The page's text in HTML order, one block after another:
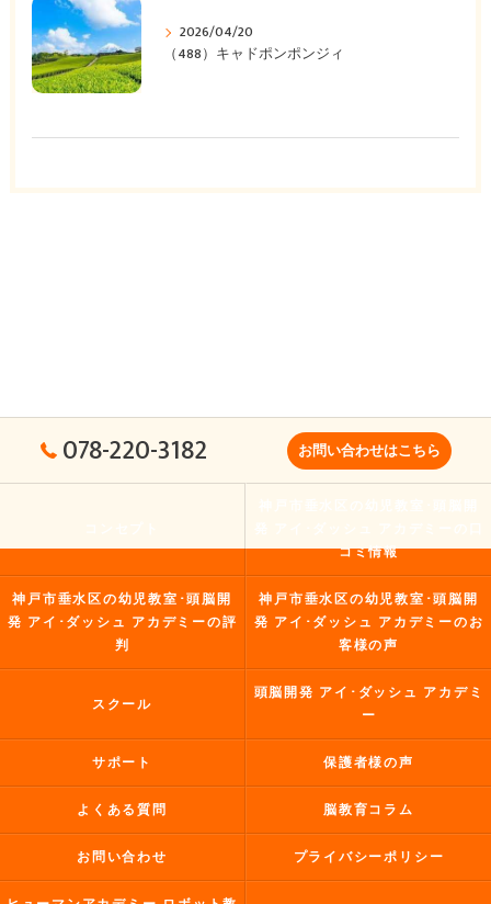
2026/04/20
（488）キャドポンポンジィ
078-220-3182 お問い合わせはこちら
コミ情報
神戸市垂水区の幼児教室･頭脳開
発 アイ･ダッシュ アカデミーの評
判
神戸市垂水区の幼児教室･頭脳開
発 アイ･ダッシュ アカデミーのお
客様の声
スクール
頭脳開発 アイ･ダッシュ アカデミ
ー
サポート 保護者様の声
よくある質問 脳教育コラム
お問い合わせ プライバシーポリシー